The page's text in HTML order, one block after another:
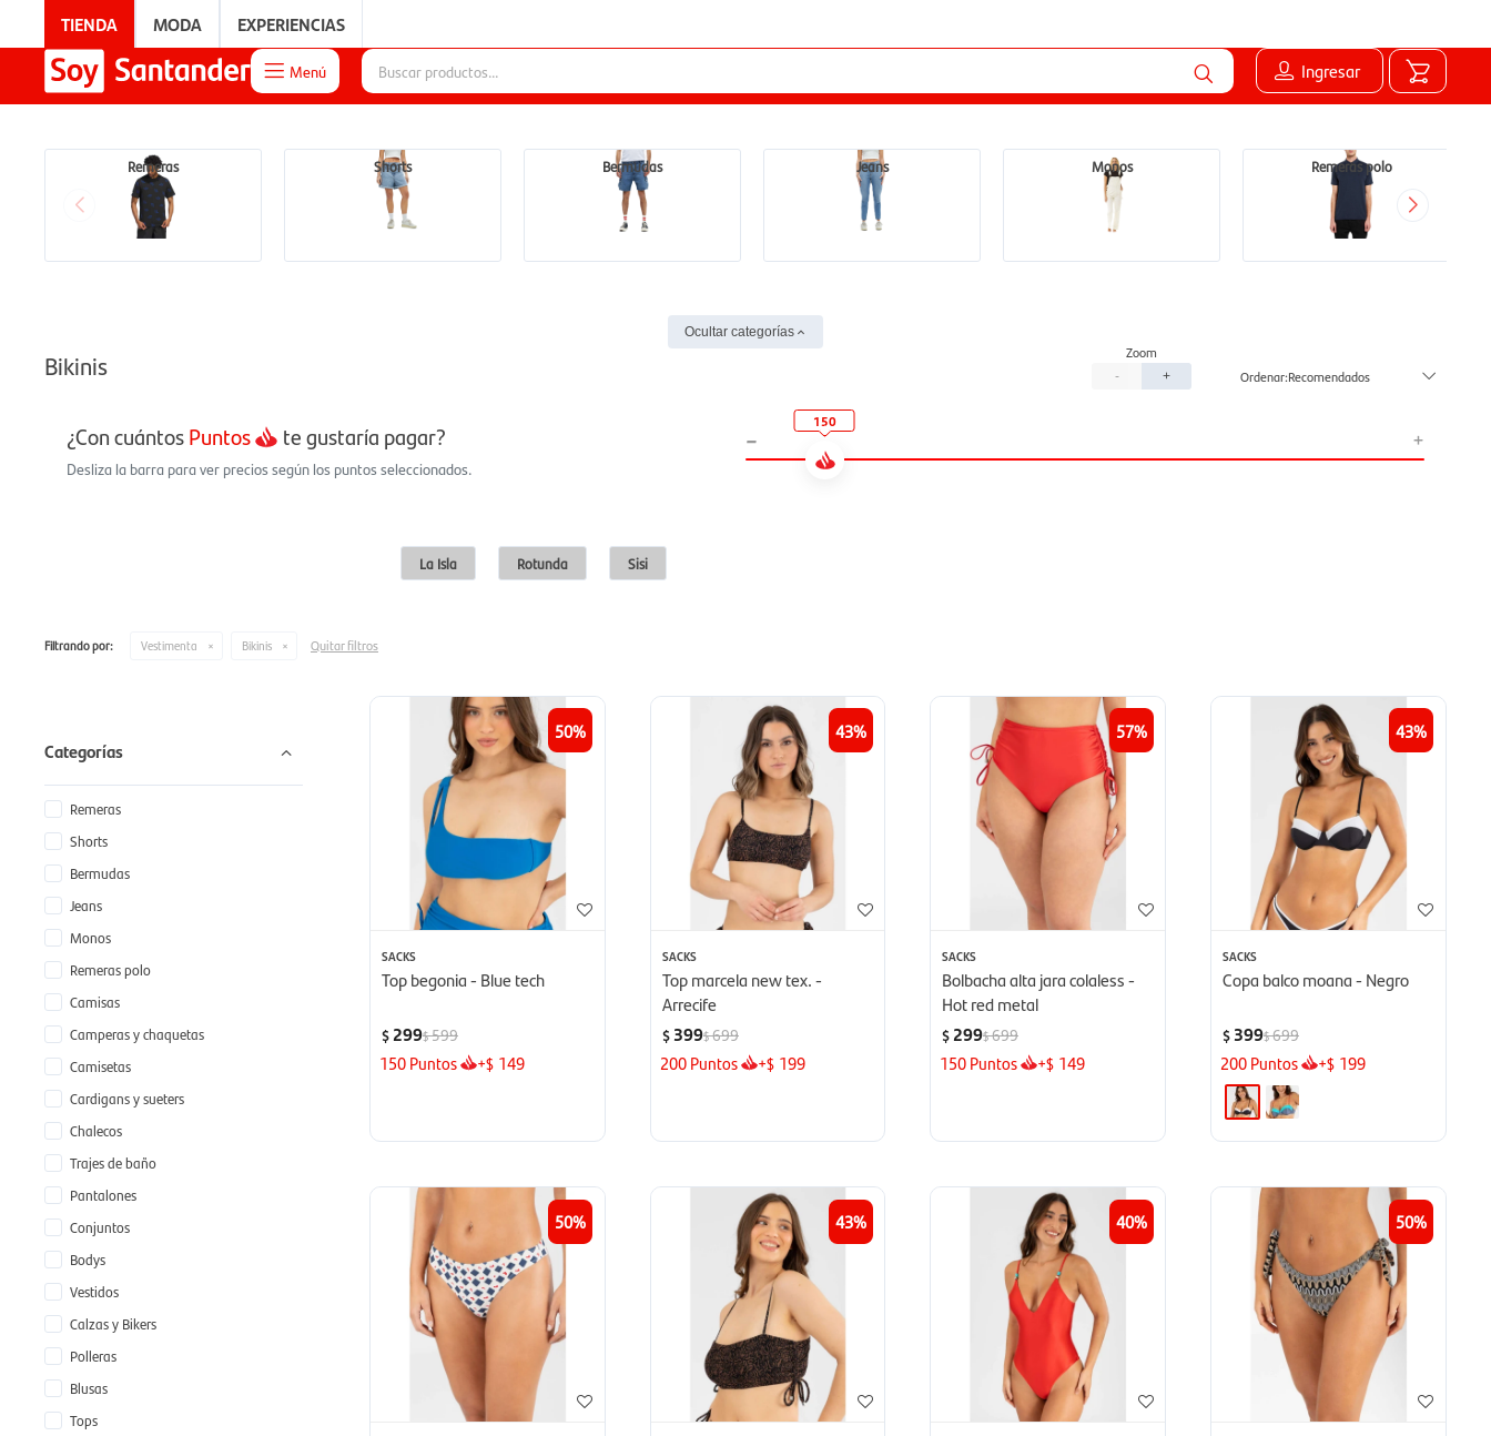
TIENDA MODA EXPERIENCIAS
 Menú Ingresar
Remeras Shorts Bermudas Jeans Monos Remeras polo
Ocultar categorías
Bikinis - + Recomendados
¿Con cuántosPuntos te gustaría pagar?
Desliza la barra para ver precios según los puntos seleccionados.
- +
150
La Isla Rotunda Sisi
Filtrando por: Vestimenta Bikinis Quitar filtros
50
SACKS
Top begonia - Blue tech
$299$599
150Puntos +$ 149
43
SACKS
Top marcela new tex. -
Arrecife
$ 399$699
200Puntos +$ 199
57
SACKS
Bolbacha alta jara colaless -
Hot red metal
$299$699
150Puntos +$ 149
43
SACKS
Copa balco moana - Negro
$ 399$699
200Puntos +$ 199
50 43 40 50
Categorías
Remeras
Shorts
Bermudas
Jeans
Monos
Remeras polo
Camisas
Camperas y chaquetas
Camisetas
Cardigans y sueters
Chalecos
Trajes de baño
Pantalones
Conjuntos
Bodys
Vestidos
Calzas y Bikers
Polleras
Blusas
Tops